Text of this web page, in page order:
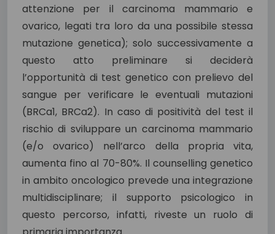
attenzione per il carcinoma mammario e
ovarico, legati tra loro da una possibile stessa
mutazione genetica); solo successivamente a
questo atto preliminare si deciderà
l’opportunità di test genetico con prelievo del
sangue per verificare le eventuali mutazioni
(BRCa1, BRCa2). In caso di positività del test il
rischio di sviluppare un carcinoma mammario
(e/o ovarico) nell’arco della propria vita,
aumenta fino al 70-80%. Il counselling genetico
in ambito oncologico prevede una integrazione
multidisciplinare; il supporto psicologico in
questo percorso, infatti, riveste un ruolo di